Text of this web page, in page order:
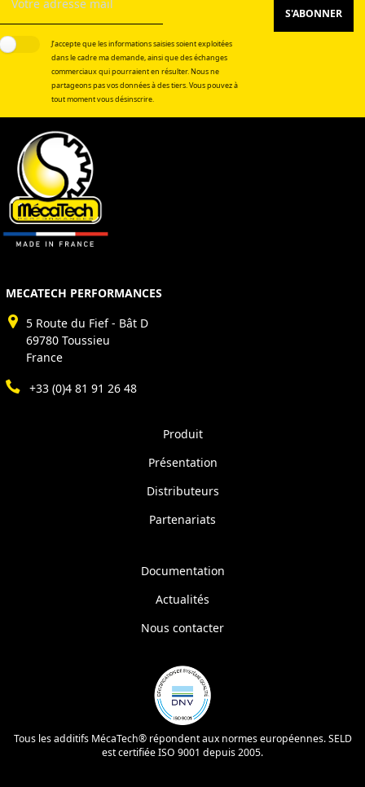
J’accepte que les informations saisies soient exploitées
dans le cadre ma demande, ainsi que des échanges
commerciaux qui pourraient en résulter. Nous ne
partageons pas vos données à des tiers. Vous pouvez à
tout moment vous désinscrire.
S'ABONNER
MECATECH PERFORMANCES
5 Route du Fief - Bât D
69780 Toussieu
France
+33 (0)4 81 91 26 48
Produit
Présentation
Distributeurs
Partenariats
Documentation
Actualités
Nous contacter
Tous les additifs MécaTech® répondent aux normes européennes. SELD
est certifiée ISO 9001 depuis 2005.